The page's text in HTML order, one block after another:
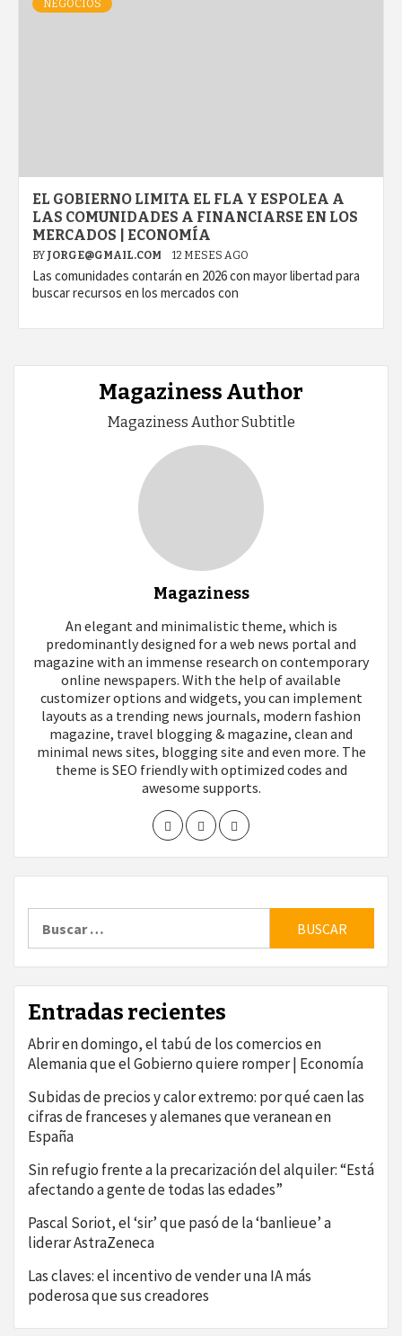
NEGOCIOS
EL GOBIERNO LIMITA EL FLA Y ESPOLEA A
LAS COMUNIDADES A FINANCIARSE EN LOS
MERCADOS | ECONOMÍA
BY JORGE@GMAIL.COM 12 MESES AGO
Las comunidades contarán en 2026 con mayor libertad para
buscar recursos en los mercados con
Magaziness Author
Magaziness Author Subtitle
Magaziness
An elegant and minimalistic theme, which is
predominantly designed for a web news portal and
magazine with an immense research on contemporary
online newspapers. With the help of available
customizer options and widgets, you can implement
layouts as a trending news journals, modern fashion
magazine, travel blogging & magazine, clean and
minimal news sites, blogging site and even more. The
theme is SEO friendly with optimized codes and
awesome supports.
Entradas recientes
Abrir en domingo, el tabú de los comercios en
Alemania que el Gobierno quiere romper | Economía
Subidas de precios y calor extremo: por qué caen las
cifras de franceses y alemanes que veranean en
España
Sin refugio frente a la precarización del alquiler: “Está
afectando a gente de todas las edades”
Pascal Soriot, el ‘sir’ que pasó de la ‘banlieue’ a
liderar AstraZeneca
Las claves: el incentivo de vender una IA más
poderosa que sus creadores